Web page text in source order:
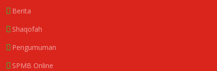
Berita
Shaqofah
Pengumuman
SPMB Online